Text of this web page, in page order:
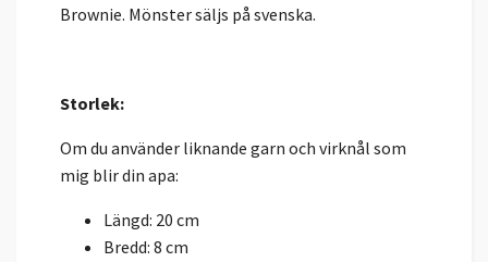
Brownie. Mönster säljs på svenska.
Storlek:
Om du använder liknande garn och virknål som
mig blir din apa:
Längd: 20 cm
Bredd: 8 cm